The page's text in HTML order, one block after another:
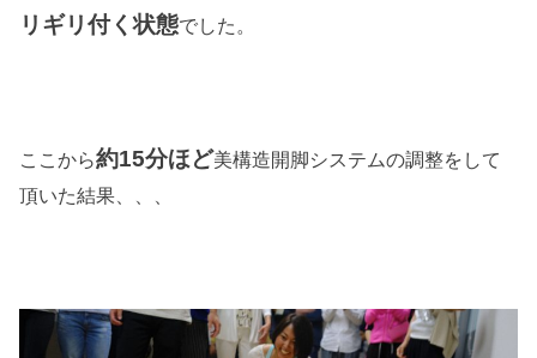
リギリ付く状態でした。
ここから約15分ほど美構造開脚システムの調整をして
頂いた結果、、、